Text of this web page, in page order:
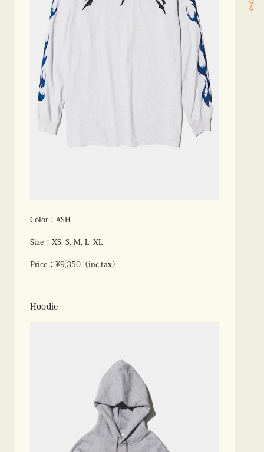
Color：ASH
Size：XS, S, M, L, XL
Price：¥9,350（inc.tax）
Hoodie